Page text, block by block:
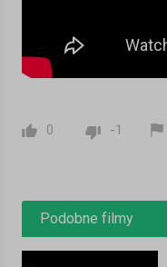
0 -1
Podobne filmy